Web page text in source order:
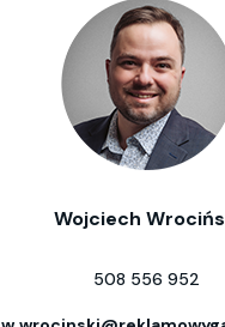
Wojciech
508 556 952